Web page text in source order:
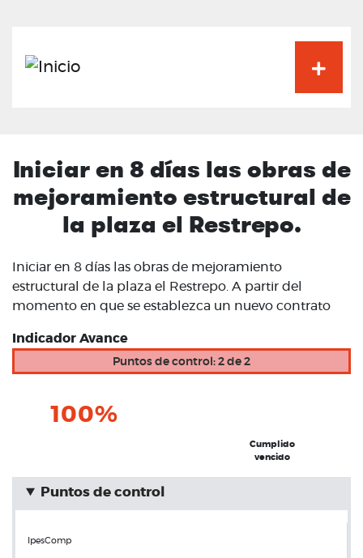
Iniciar en 8 días las obras de
mejoramiento estructural de
la plaza el Restrepo.
Iniciar en 8 días las obras de mejoramiento
estructural de la plaza el Restrepo. A partir del
momento en que se establezca un nuevo contrato
Indicador Avance
Puntos de control: 2 de 2
100%
Cumplido
vencido
Puntos de control
IpesComp